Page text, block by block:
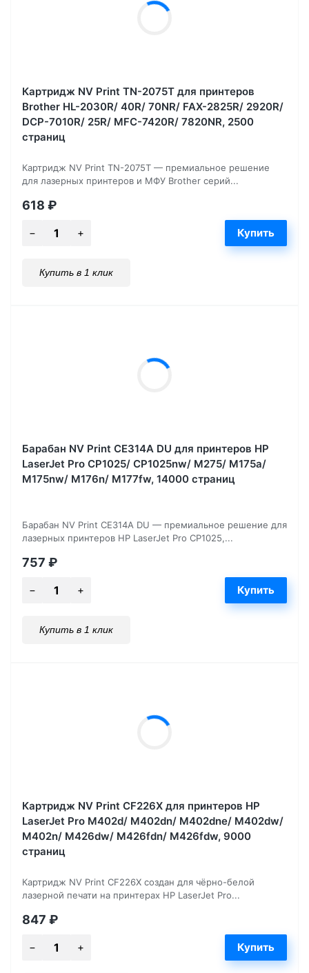
Картридж NV Print TN-2075T для принтеров
Brother HL-2030R/ 40R/ 70NR/ FAX-2825R/ 2920R/
DCP-7010R/ 25R/ MFC-7420R/ 7820NR, 2500
страниц
Картридж NV Print TN-2075T — премиальное решение
для лазерных принтеров и МФУ Brother серий...
618 ₽
Купить в 1 клик
Барабан NV Print CE314A DU для принтеров HP
LaserJet Pro CP1025/ CP1025nw/ M275/ M175a/
M175nw/ M176n/ M177fw, 14000 страниц
Барабан NV Print CE314A DU — премиальное решение для
лазерных принтеров HP LaserJet Pro CP1025,...
757 ₽
Купить в 1 клик
Картридж NV Print CF226X для принтеров HP
LaserJet Pro M402d/ M402dn/ M402dne/ M402dw/
M402n/ M426dw/ M426fdn/ M426fdw, 9000
страниц
Картридж NV Print CF226X создан для чёрно-белой
лазерной печати на принтерах HP LaserJet Pro...
847 ₽